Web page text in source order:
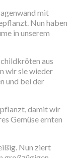
mit
Nun haben
in unserem
aus
wir sie wieder
und bei der
damit wir
Gemüse ernten
Nun ziert